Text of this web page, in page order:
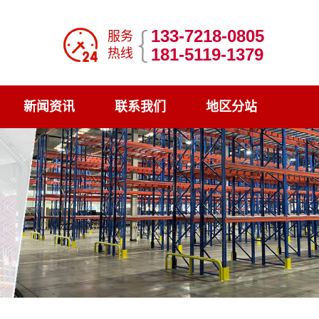
服务
热线
133-7218-0805
181-5119-1379
新闻资讯 联系我们 地区分站